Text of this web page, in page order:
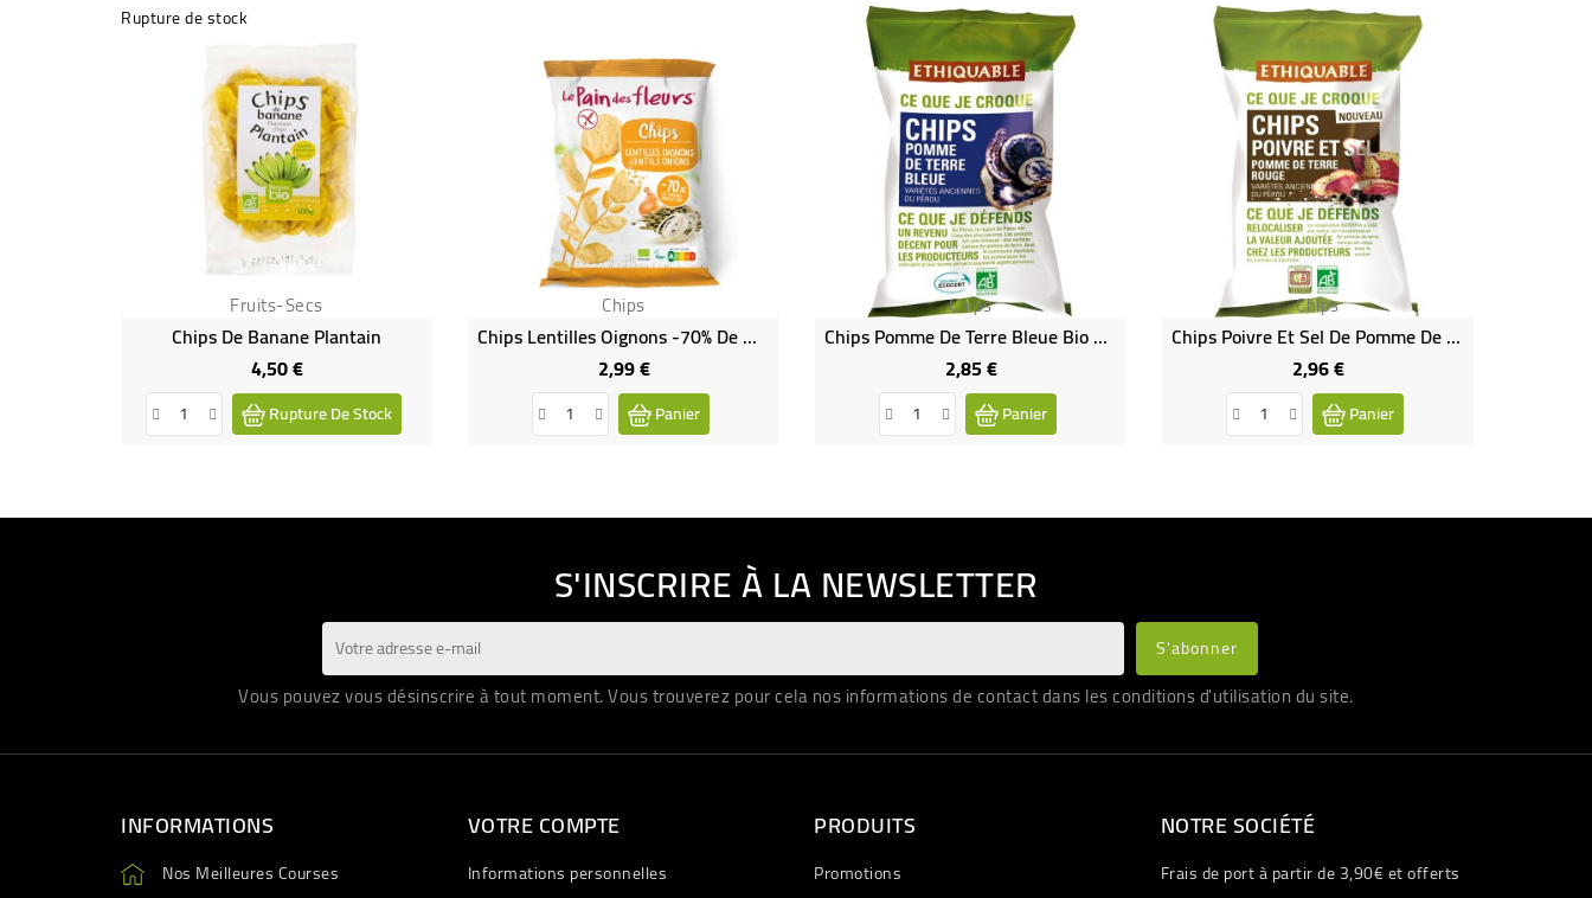
Rupture de stock
Fruits-Secs
Chips De Banane Plantain
4,50 €Prix
Rupture De Stock
Chips
Chips Lentilles Oignons -70% De Matières Grasses Bio Et Vegan
2,99 €Prix
Panier
Chips
Chips Pomme De Terre Bleue Bio & Équitable
2,85 €Prix
Panier
Chips
Chips Poivre Et Sel De Pomme De Terre Rouge - Bio & Équitable
2,96 €Prix
Panier
S'INSCRIRE À LA NEWSLETTER
Vous pouvez vous désinscrire à tout moment. Vous trouverez pour cela nos informations de contact dans les conditions d'utilisation du site.
INFORMATIONS
Nos Meilleures Courses
VOTRE COMPTE
Informations personnelles
PRODUITS
Promotions
NOTRE SOCIÉTÉ
Frais de port à partir de 3,90€ et offerts